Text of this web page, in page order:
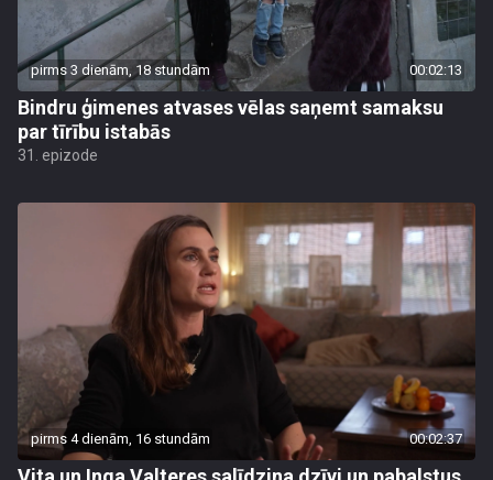
pirms 3 dienām, 18 stundām 00:02:13
Bindru ģimenes atvases vēlas saņemt samaksu
par tīrību istabās
31. epizode
pirms 4 dienām, 16 stundām 00:02:37